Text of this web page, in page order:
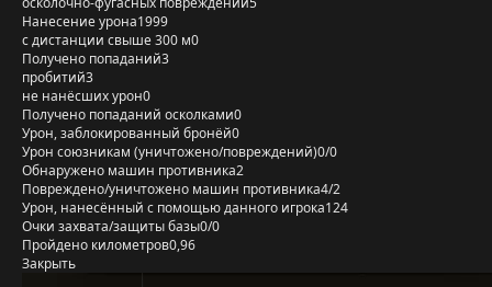
Нанесение урона1999
с дистанции свыше 300 м0
Получено попаданий3
пробитий3
не нанёсших урон0
Получено попаданий осколками0
Урон, заблокированный бронёй0
Урон союзникам (уничтожено/повреждений)0/0
Обнаружено машин противника2
Повреждено/уничтожено машин противника4/2
Урон, нанесённый с помощью данного игрока124
Очки захвата/защиты базы0/0
Пройдено километров0,96
Закрыть